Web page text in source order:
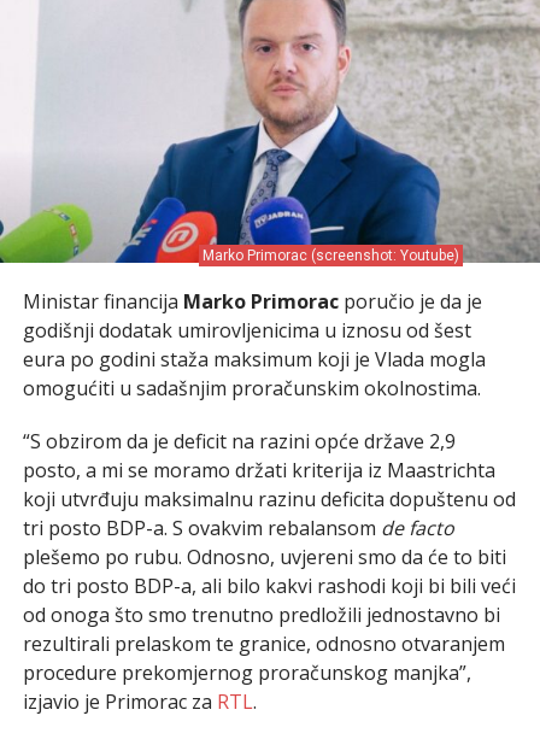
Marko Primorac (screenshot: Youtube)
Ministar financija Marko Primoracporučio je da je
godišnji dodatak umirovljenicima u iznosu od šest
eura po godini staža maksimum koji je Vlada mogla
omogućiti u sadašnjim proračunskim okolnostima.
“S obzirom da je deficit na razini opće države 2,9
posto, a mi se moramo držati kriterija iz Maastrichta
koji utvrđuju maksimalnu razinu deficita dopuštenu od
tri posto BDP-a. S ovakvim rebalansom de facto
plešemo po rubu. Odnosno, uvjereni smo da će to biti
do tri posto BDP-a, ali bilo kakvi rashodi koji bi bili veći
od onoga što smo trenutno predložili jednostavno bi
rezultirali prelaskom te granice, odnosno otvaranjem
procedure prekomjernog proračunskog manjka”,
izjavio je Primorac za RTL.